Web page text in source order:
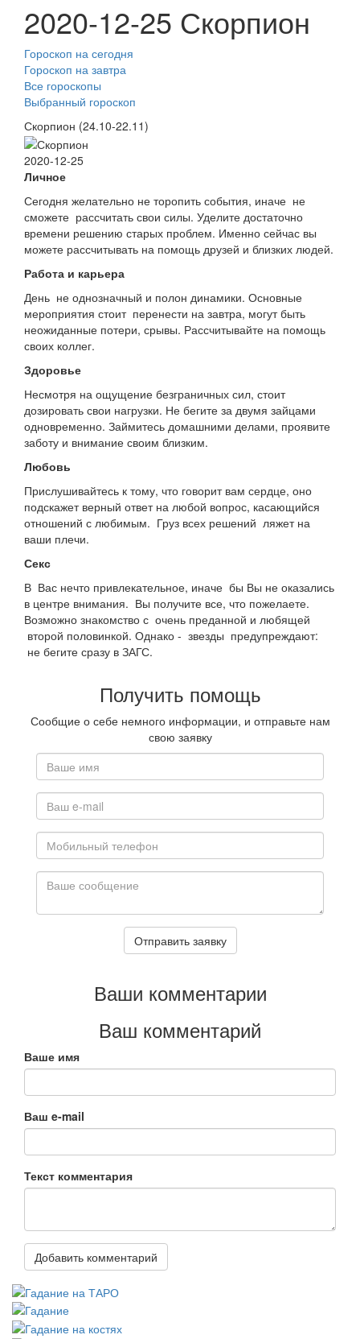
2020-12-25 Скорпион
Гороскоп на сегодня
Гороскоп на завтра
Все гороскопы
Выбранный гороскоп
Скорпион (24.10-22.11)
2020-12-25
Личное
Сегодня желательно не торопить события, иначе не
сможете рассчитать свои силы. Уделите достаточно
времени решению старых проблем. Именно сейчас вы
можете рассчитывать на помощь друзей и близких людей.
Работа и карьера
День не однозначный и полон динамики. Основные
мероприятия стоит перенести на завтра, могут быть
неожиданные потери, срывы. Рассчитывайте на помощь
своих коллег.
Здоровье
Несмотря на ощущение безграничных сил, стоит
дозировать свои нагрузки. Не бегите за двумя зайцами
одновременно. Займитесь домашними делами, проявите
заботу и внимание своим близким.
Любовь
Прислушивайтесь к тому, что говорит вам сердце, оно
подскажет верный ответ на любой вопрос, касающийся
отношений с любимым. Груз всех решений ляжет на
ваши плечи.
Секс
В Вас нечто привлекательное, иначе бы Вы не оказались
в центре внимания. Вы получите все, что пожелаете.
Возможно знакомство с очень преданной и любящей
второй половинкой. Однако - звезды предупреждают:
не бегите сразу в ЗАГС.
Получить помощь
Сообщие о себе немного информации, и отправьте нам
свою заявку
Отправить заявку
Ваши комментарии
Ваш комментарий
Ваше имя
Ваш e-mail
Текст комментария
Добавить комментарий